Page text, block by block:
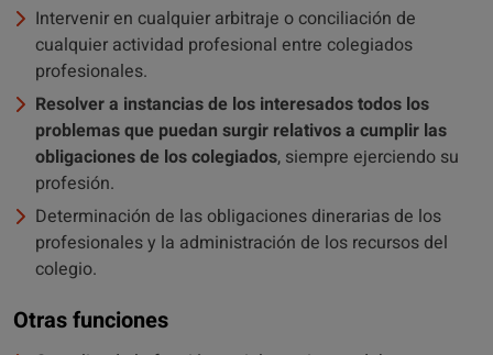
Intervenir en cualquier arbitraje o conciliación de
cualquier actividad profesional entre colegiados
profesionales.
Resolver a instancias de los interesados todos los
problemas que puedan surgir relativos a cumplir las
obligaciones de los colegiados, siempre ejerciendo su
profesión.
Determinación de las obligaciones dinerarias de los
profesionales y la administración de los recursos del
colegio.
Otras funciones